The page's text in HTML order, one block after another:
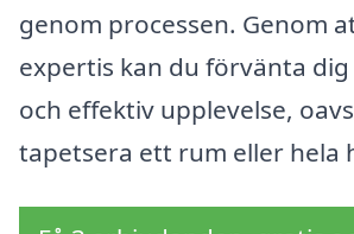
genom processen. Genom
expertis kan du förvänta dig
och effektiv upplevelse,
tapetsera ett rum eller hela